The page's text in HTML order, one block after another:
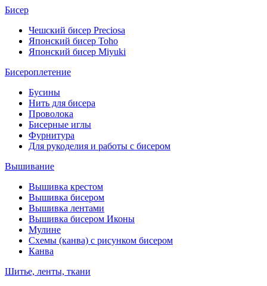
Бисер
Чешский бисер Preciosa
Японский бисер Toho
Японский бисер Miyuki
Бисероплетение
Бусины
Нить для бисера
Проволока
Бисерные иглы
Фурнитура
Для рукоделия и работы с бисером
Вышивание
Вышивка крестом
Вышивка бисером
Вышивка лентами
Вышивка бисером Иконы
Мулине
Схемы (канва) с рисунком бисером
Канва
Шитье, ленты, ткани